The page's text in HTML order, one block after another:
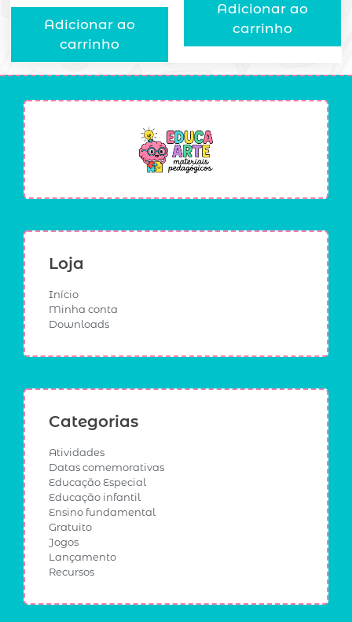
Adicionar ao
carrinho
Adicionar ao
carrinho
Loja
Início
Minha conta
Downloads
Categorias
Atividades
Datas comemorativas
Educação Especial
Educação infantil
Ensino fundamental
Gratuito
Jogos
Lançamento
Recursos